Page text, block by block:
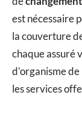
est nécessaire
la couverture
chaque assuré
d’organisme
les services